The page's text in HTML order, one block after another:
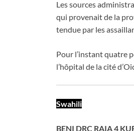
Les sources
qui provenait de la
tendue par les
Pour l’instant quatre
l’hôpital de la cité
Swahili
BENI DRC RAIA 4